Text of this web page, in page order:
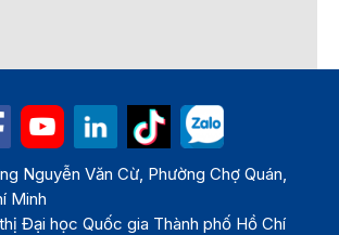
Nguyễn Văn Cừ, Phường Chợ Quán,
Minh
Đại học Quốc gia Thành phố Hồ Chí